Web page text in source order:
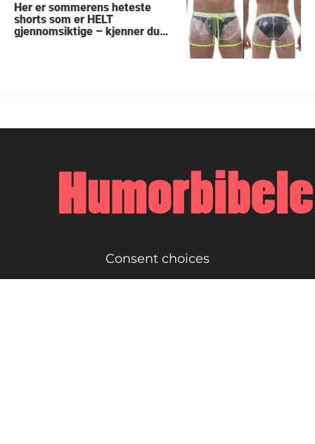
Her er sommerens heteste
shorts som er HELT
gjennomsiktige – kjenner du
Consent choices